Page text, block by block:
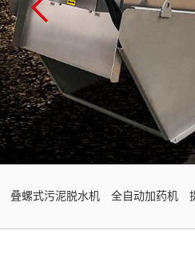
叠螺式污泥脱水机 全自动加药机